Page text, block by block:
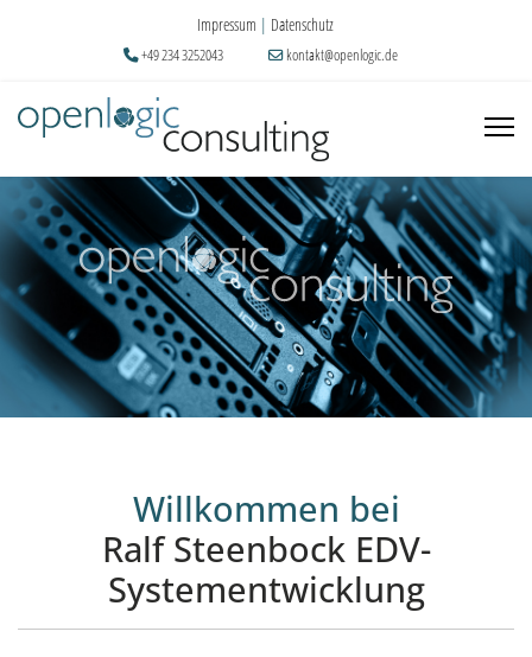
Impressum | Datenschutz
+49 234 3252043 kontakt@openlogic.de
Willkommen bei
Ralf Steenbock EDV-
Systementwicklung